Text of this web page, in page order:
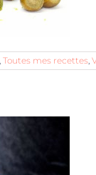
Toutes mes recettes